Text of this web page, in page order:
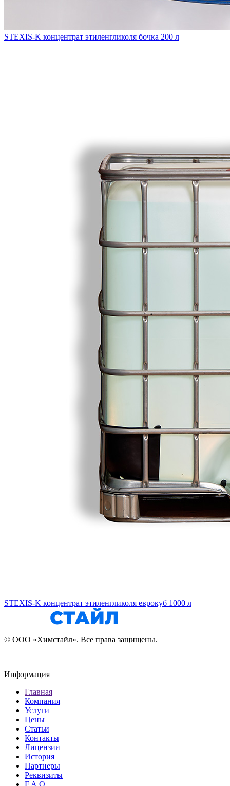
STEXIS-K концентрат этиленгликоля бочка 200 л
STEXIS-K концентрат этиленгликоля еврокуб 1000 л
© ООО «Химстайл». Все права защищены.
Информация
Главная
Компания
Услуги
Цены
Статьи
Контакты
Лицензии
История
Партнеры
Реквизиты
F.A.Q.